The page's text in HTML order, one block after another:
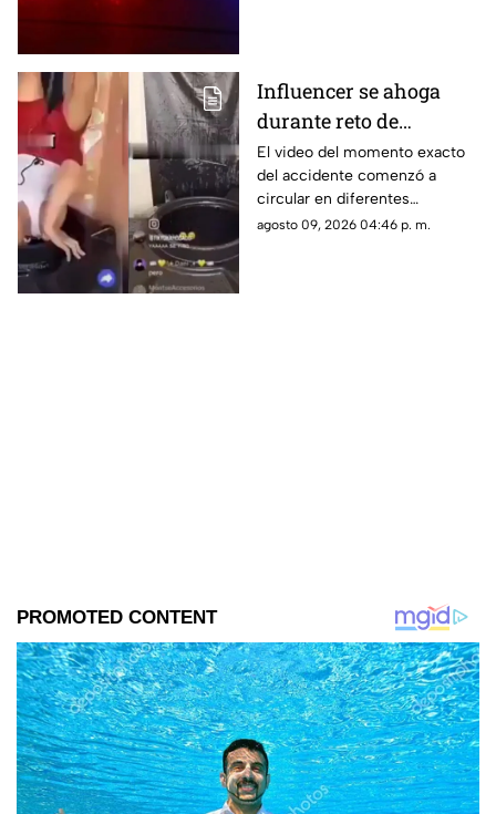
Influencer se ahoga
durante reto de
transmisión en vivo;
esto se sabe del caso
(+VIDEO)
El video del momento exacto
del accidente comenzó a
circular en diferentes
plataformas digitales.
agosto 09, 2026 04:46 p. m.